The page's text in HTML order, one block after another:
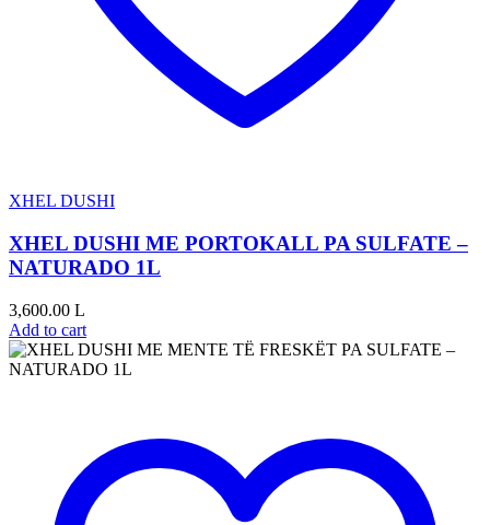
XHEL DUSHI
XHEL DUSHI ME PORTOKALL PA SULFATE –
NATURADO 1L
3,600.00 L
Add to cart